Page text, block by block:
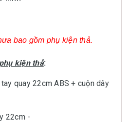
bao gồm phụ kiện thả.
kiện thả:
tay quay 22cm ABS + cuộn dây
22cm -